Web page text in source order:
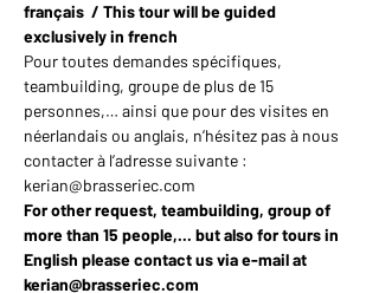
français  / This tour will be guided
exclusively in french
Pour toutes demandes spécifiques,
teambuilding, groupe de plus de 15
personnes,… ainsi que pour des visites en
néerlandais ou anglais, n’hésitez pas à nous
contacter à l’adresse suivante :
kerian@brasseriec.com
For other request, teambuilding, group of
more than 15 people,... but also for tours in
English please contact us via e-mail at
kerian@brasseriec.com